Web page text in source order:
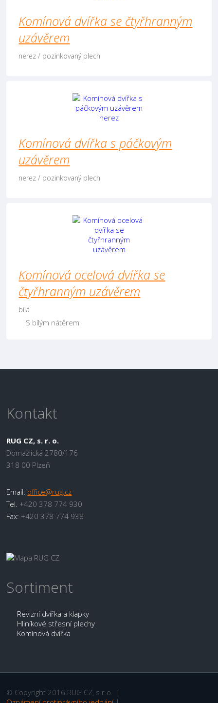
Komínová dvířka se čtyřhranným
uzávěrem
nerez / pozinkovaný plech
Komínová dvířka s páčkovým
uzávěrem
nerez / pozinkovaný plech
Komínová ocelová dvířka se
čtyřhranným uzávěrem
bílá
S bílým nátěrem
Kontakt
RUG CZ, s. r. o.
Domažlická 2780/176
318 00 Plzeň
Email: office@rug.cz
Tel. +420 378 774 930
Fax: +420 378 774 938
Sortiment
Revizní dvířka a klapky
Hliníkové střesní plechy
Komínová dvířka
© Copyright 2016 RUG CZ, s.r.o. |